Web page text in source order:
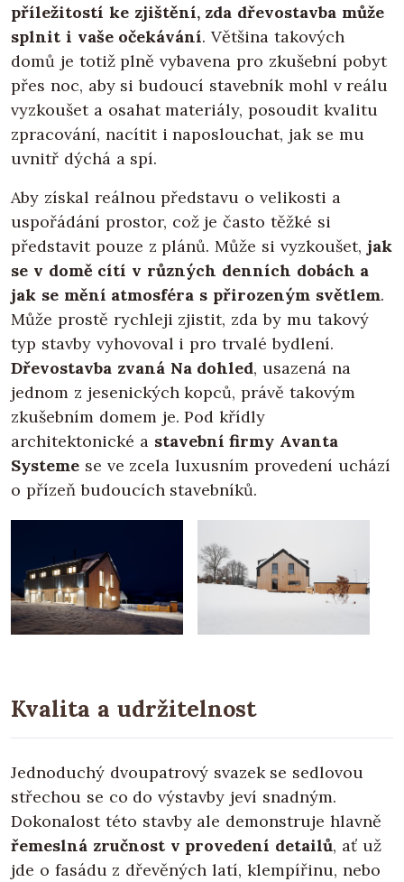
příležitostí ke zjištění, zda dřevostavba může
splnit i vaše očekávání. Většina takových
domů je totiž plně vybavena pro zkušební pobyt
přes noc, aby si budoucí stavebník mohl v reálu
vyzkoušet a osahat materiály, posoudit kvalitu
zpracování, nacítit i naposlouchat, jak se mu
uvnitř dýchá a spí.
Aby získal reálnou představu o velikosti a
uspořádání prostor, což je často těžké si
představit pouze z plánů. Může si vyzkoušet, jak
se v domě cítí v různých denních dobách a
jak se mění atmosféra s přirozeným světlem.
Může prostě rychleji zjistit, zda by mu takový
typ stavby vyhovoval i pro trvalé bydlení.
Dřevostavba zvaná Na dohled, usazená na
jednom z jesenických kopců, právě takovým
zkušebním domem je. Pod křídly
architektonické a stavební firmy Avanta
Systeme se ve zcela luxusním provedení uchází
o přízeň budoucích stavebníků.
Kvalita a udržitelnost
Jednoduchý dvoupatrový svazek se sedlovou
střechou se co do výstavby jeví snadným.
Dokonalost této stavby ale demonstruje hlavně
řemeslná zručnost v provedení detailů, ať už
jde o fasádu z dřevěných latí, klempířinu, nebo